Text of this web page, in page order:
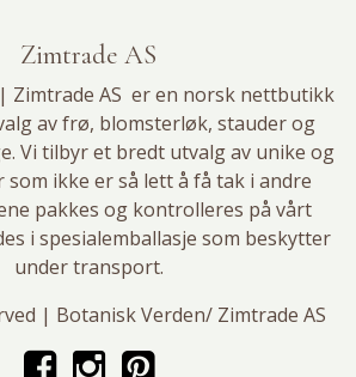
Zimtrade AS
Zimtrade AS er en norsk nettbutikk
avfrø, blomsterløk, stauder og
Vi tilbyr et bredt utvalg av unike og
som ikke er så lett å få tak i andre
pakkes og kontrolleres på vårt
i spesialemballasje som beskytter
under transport.
| Botanisk Verden/ Zimtrade AS